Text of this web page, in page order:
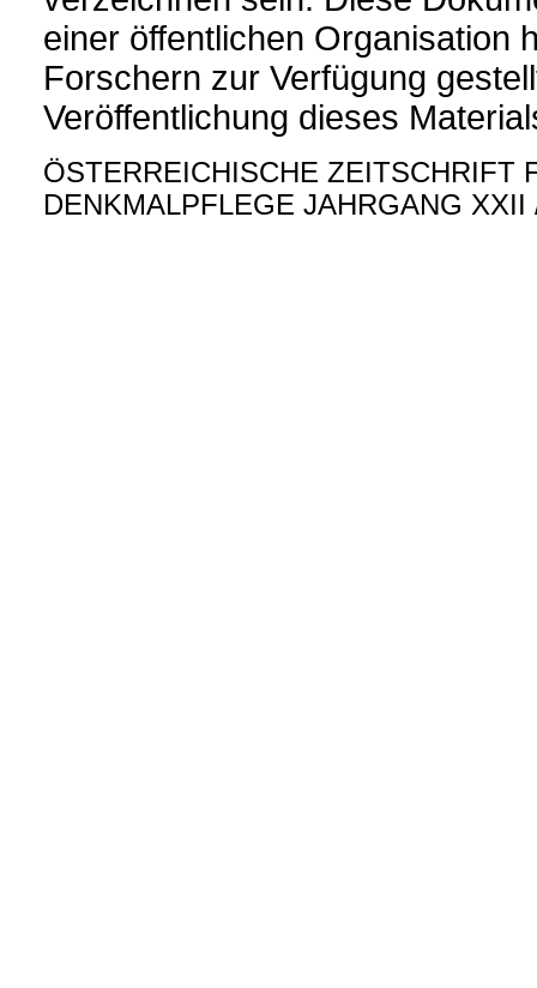
einer öffentlichen Organisation
Forschern zur Verfügung
Veröffentlichung dieses
ÖSTERREICHISCHE ZEITSCHRIFT
DENKMALPFLEGE JAHRGANG XXII